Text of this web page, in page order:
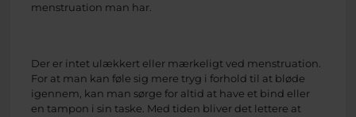
menstruation man har.
Der er intet ulækkert eller mærkeligt ved menstruation.
For at man kan føle sig mere tryg i forhold til at bløde
igennem, kan man sørge for altid at have et bind eller
en tampon i sin taske. Med tiden bliver det lettere at